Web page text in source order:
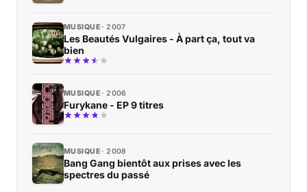
MUSIQUE 2007
Les Beautés Vulgaires - À part ça, tout va
bien
MUSIQUE 2006
Furykane - EP 9 titres
MUSIQUE 2008
Bang Gang bientôt aux prises avec les
spectres du passé